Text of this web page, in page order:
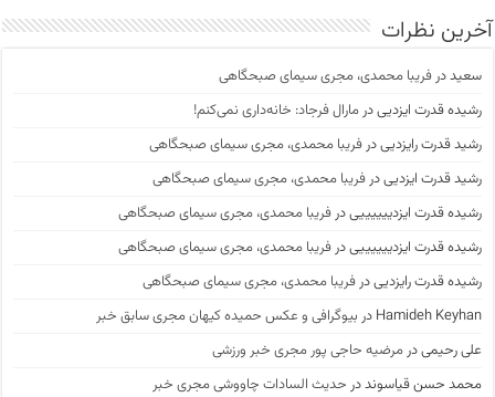
آخرین نظرات
سعیددرفریبا محمدی، مجری سیمای صبحگاهی
رشیده قدرت ایزدییدرمارال فرجاد: خانه‌داری نمی‌کنم!
رشید قدرت رایزدییدرفریبا محمدی، مجری سیمای صبحگاهی
رشید قدرت ایزدییدرفریبا محمدی، مجری سیمای صبحگاهی
رشیده قدرت ایزدیییییییدرفریبا محمدی، مجری سیمای صبحگاهی
رشیده قدرت ایزدیییییییدرفریبا محمدی، مجری سیمای صبحگاهی
رشیده قدرت رایزدییدرفریبا محمدی، مجری سیمای صبحگاهی
Hamideh Keyhan در بیوگرافی و عکس حمیده کیهان مجری سابق خبر
علی رحیمیدرمرضیه حاجی پور مجری خبر ورزشی
محمد حسن قیاسونددر حدیث السادات چاووشی مجری خبر